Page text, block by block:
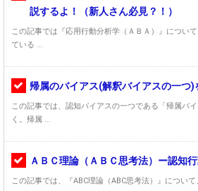
説するよ！（新人さん必見？！）
この記事では『応用行動分析学（ＡＢＡ）』につい
ている ...
帰属のバイアス(解釈バイアスの一つ)
この記事では、認知バイアスの一つである「帰属バ
く。帰属 ...
ＡＢＣ理論（ＡＢＣ思考法）ー認知
この記事では、『ABC理論（ABC思考法）』につい